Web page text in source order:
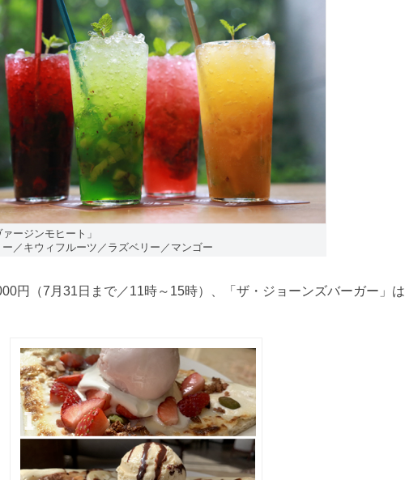
ァージンモヒート」
／キウィフルーツ／ラズベリー／マンゴー
円（7月31日まで／11時～15時）、「ザ・ジョーンズバーガー」は